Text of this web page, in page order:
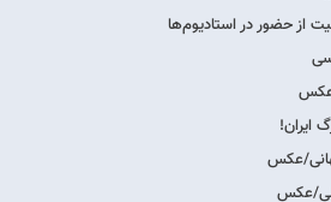
از حضور در استادیوم‌ها
عکس
ایران!
عکس
عکس